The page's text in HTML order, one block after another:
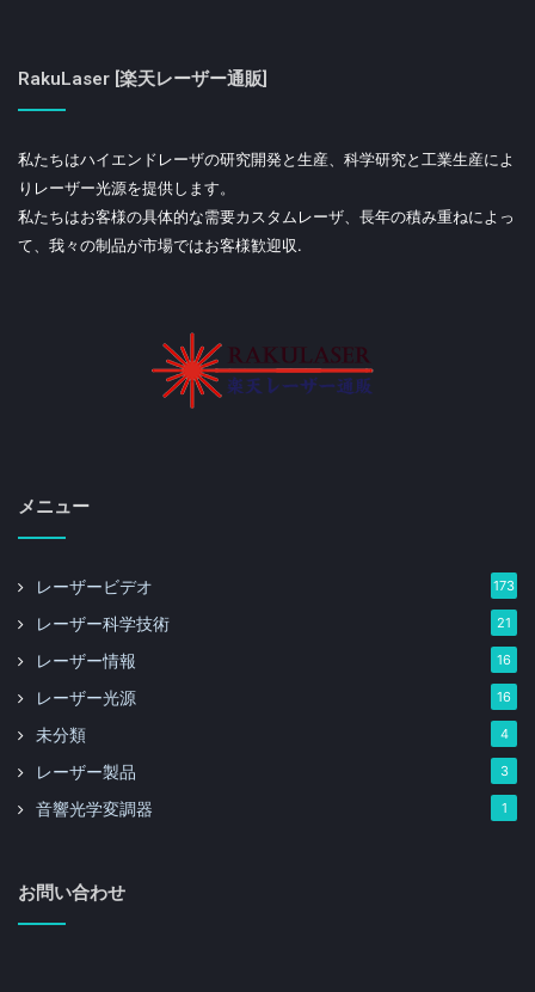
RakuLaser [楽天レーザー通販]
私たちはハイエンドレーザの研究開発と生産、科学研究と工業生産によ
りレーザー光源を提供します。
私たちはお客様の具体的な需要カスタムレーザ、長年の積み重ねによっ
て、我々の制品が市場ではお客様歓迎収.
メニュー
レーザービデオ 173
レーザー科学技術 21
レーザー情報 16
レーザー光源 16
未分類 4
レーザー製品 3
音響光学変調器 1
お問い合わせ